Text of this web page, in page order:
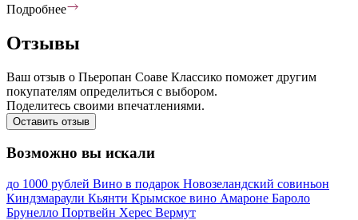
Подробнее
Отзывы
Ваш отзыв о Пьеропан Соаве Классико поможет другим
покупателям определиться с выбором.
Поделитесь своими впечатлениями.
Оставить отзыв
Возможно вы искали
до 1000 рублей Вино в подарок Новозеландский совиньон
Киндзмараули Кьянти Крымское вино Амароне Бароло
Брунелло Портвейн Херес Вермут